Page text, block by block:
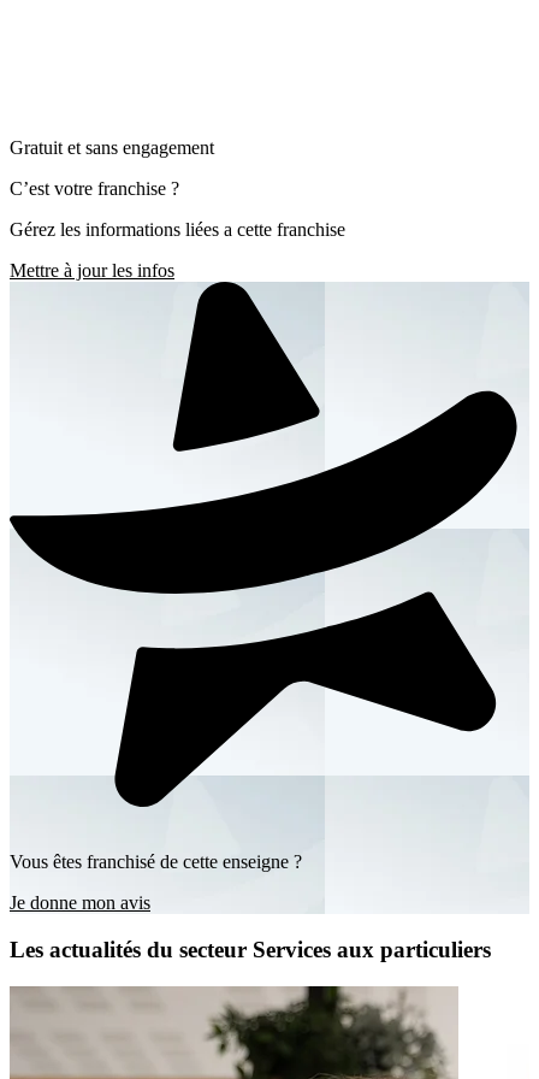
Gratuit et sans engagement
C’est votre franchise ?
Gérez les informations liées a cette franchise
Mettre à jour les infos
Vous êtes franchisé de cette enseigne ?
Je donne mon avis
Les actualités du secteur Services aux particuliers